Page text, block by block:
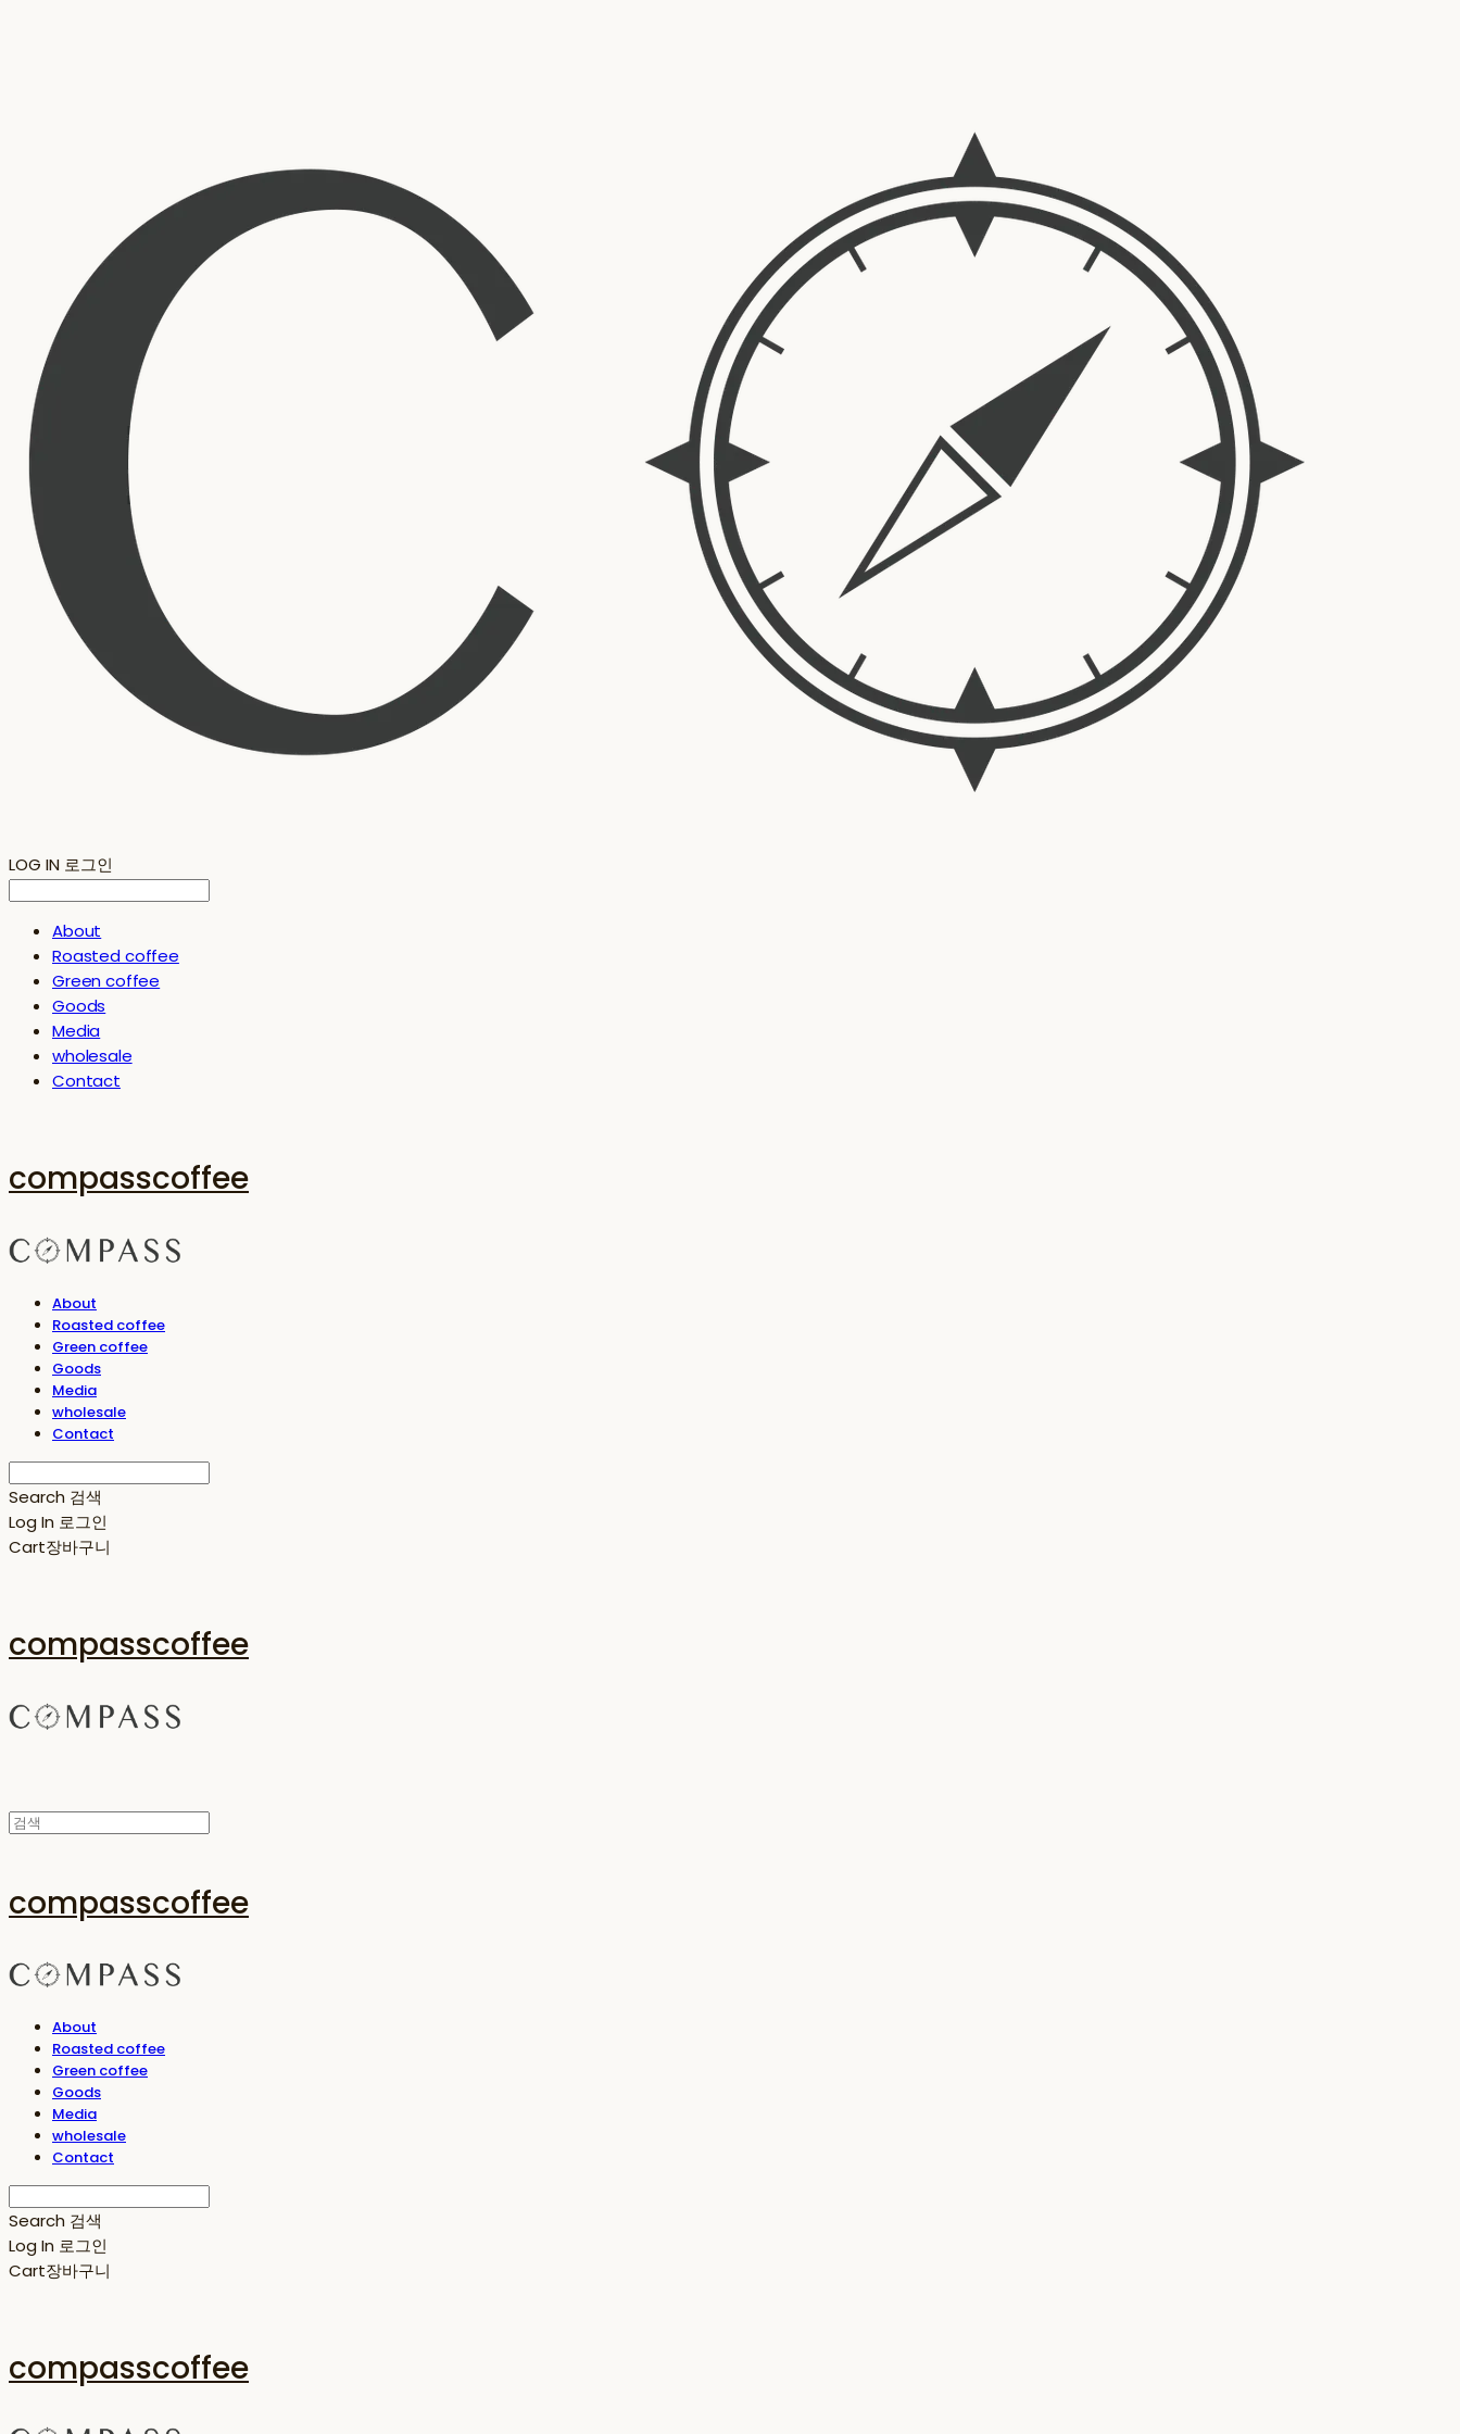
LOG IN 로그인
About
Roasted coffee
Green coffee
Goods
Media
wholesale
Contact
compasscoffee
About
Roasted coffee
Green coffee
Goods
Media
wholesale
Contact
Search 검색
Log In 로그인
Cart장바구니
compasscoffee
compasscoffee
About
Roasted coffee
Green coffee
Goods
Media
wholesale
Contact
Search 검색
Log In 로그인
Cart장바구니
compasscoffee